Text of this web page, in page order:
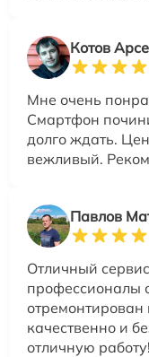
Котов
Мне очень
Смартфон
долго ждать.
вежливый.
Павлов
Отличный
профессионалы
качественно и
отличную работу!